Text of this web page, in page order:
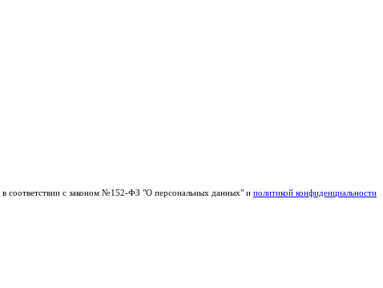
в соответствии с законом №152-ФЗ "О персональных данных" и политикой конфиденциальности